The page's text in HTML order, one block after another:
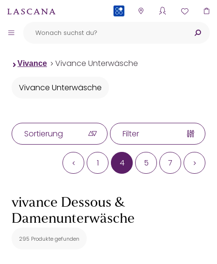
Vivance Vivance Unterwäsche
Vivance Unterwäsche
Sortierung Filter
1 4 5 7
vivance Dessous &
Damenunterwäsche
295 Produkte gefunden